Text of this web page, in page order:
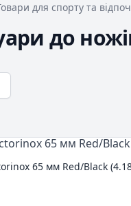
для спорту та
до
65 мм Red/Black